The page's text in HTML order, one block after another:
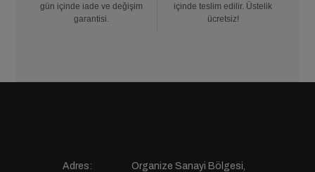
gün içinde iade ve değişim
garantisi.
içinde teslim edilir. Üstelik
ücretsiz!
Adres:
Organize Sanayi Bölgesi,